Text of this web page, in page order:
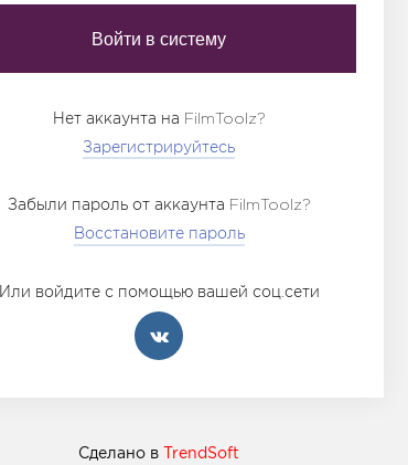
Нет аккаунта на FilmToolz?
Зарегистрируйтесь
Забыли пароль от аккаунта FilmToolz?
Восстановите пароль
Или войдите с помощью вашей соц.сети
Сделано в TrendSoft